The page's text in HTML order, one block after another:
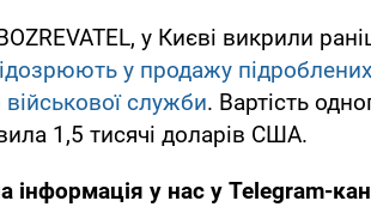
у Києві викрили
у продажу
служби. Вартість
1,5 тисячі доларів США.
інформація у нас у Telegram-